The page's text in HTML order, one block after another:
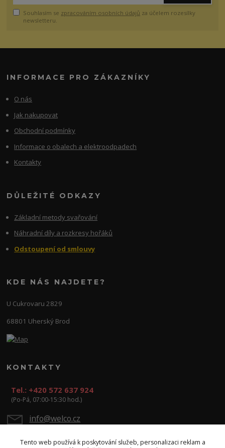
Souhlasím se zpracováním osobních údajů za účelem rozesílky
newsletteru.
INFORMACE PRO ZÁKAZNÍKY
O nás
Jak nakupovat
Obchodní podmínky
Informace o obalech a elektroodpadech
Kontakty
DŮLEŽITÉ ODKAZY
Základní metody svařování
Náhradní díly a rozkresy hořáků
Odstoupení od smlouvy
KDE NÁS NAJDETE?
U Cukrovaru 2829
68801 Uherský Brod
KONTAKTY
Tel.: +420 572 637 924
(Po-Pá, 07:00-15:30 hod.)
info@welco.cz
Tento web používá k poskytování služeb, personalizaci reklam a